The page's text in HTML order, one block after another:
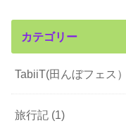
カテゴリー
TabiiT(田んぼフェス）
旅行記 (1)